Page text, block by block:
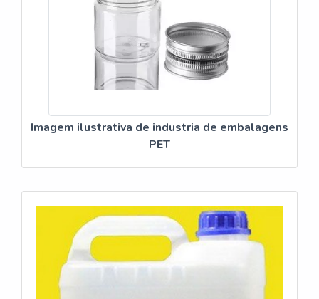
Imagem ilustrativa de industria de embalagens
PET